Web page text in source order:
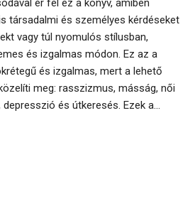
ér fel ez a könyv, amiben
társadalmi és személyes kérdéseket
vagy túl nyomulós stílusban,
és izgalmas módon. Ez az a
és izgalmas, mert a lehető
meg: rasszizmus, másság, női
és útkeresés. Ezek a...